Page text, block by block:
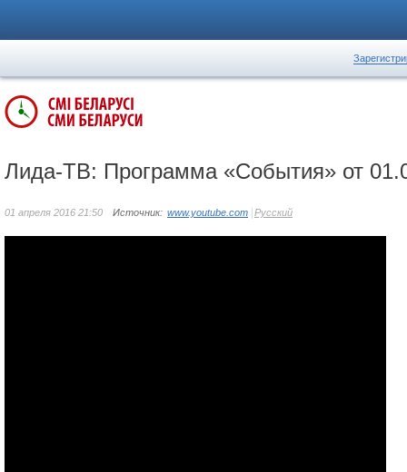
Лида-ТВ: Программа «События» от
01 апреля 2016 21:50 Источник: www.youtube.com Русский